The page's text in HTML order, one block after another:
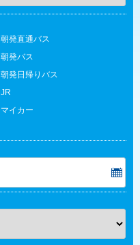
朝発直通バス
朝発バス
朝発日帰りバス
JR
マイカー